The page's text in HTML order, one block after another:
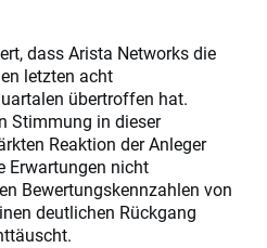
dass Arista Networks die
letzten acht
übertroffen hat.
Stimmung in dieser
Reaktion der Anleger
Erwartungen nicht
Bewertungskennzahlen von
deutlichen Rückgang